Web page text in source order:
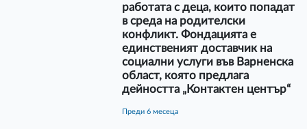
работата с деца, които попадат
в среда на родителски
конфликт. Фондацията е
единственият доставчик на
социални услуги във Варненска
област, която предлага
дейността „Контактен център“
преди 6 месеца